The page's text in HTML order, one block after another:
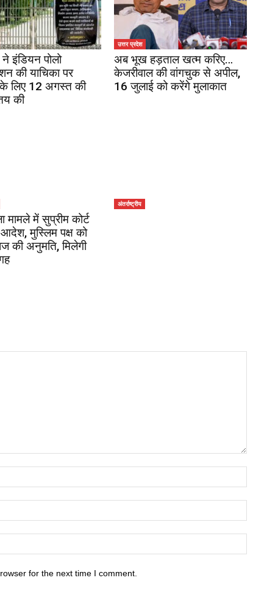
इंडियन पोलो
की याचिका पर
लिए 12 अगस्त की
की
उत्तर प्रदेश
अब भूख हड़ताल खत्म करिए…
केजरीवाल की वांगचुक से अपील,
16 जुलाई को करेंगे मुलाकात
मामले में सुप्रीम कोर्ट
मुस्लिम पक्ष को
की अनुमति, मिलेगी
अंतर्राष्ट्रीय
for the next time I comment.